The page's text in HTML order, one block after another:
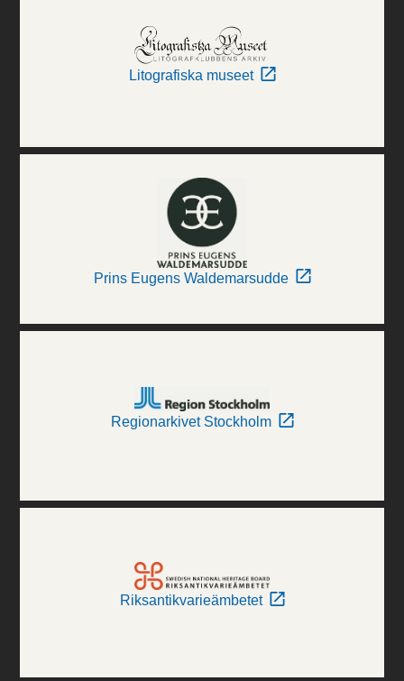
Litografiska museet
Prins Eugens Waldemarsudde
Regionarkivet Stockholm
Riksantikvarieämbetet